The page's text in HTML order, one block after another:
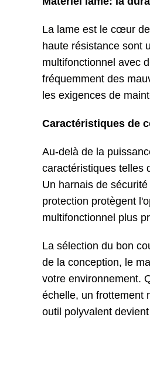
La lame est le cœur
haute résistance sont
multifonctionnel avec
fréquemment des
les exigences de
Caractéristiques de
Au-delà de la
caractéristiques telles
Un harnais de
protection protègent
multifonctionnel plus
La sélection du bon
de la conception, le
votre environnement.
échelle, un frottement
outil polyvalent